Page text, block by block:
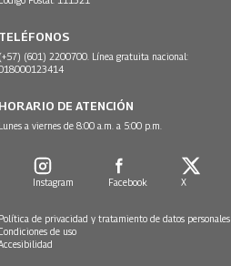
TELÉFONOS
(+57) (601) 2200700. Línea gratuita nacional:
HORARIO DE ATENCIÓN
Lunes a viernes de 8:00 a.m. a 5:00 p.m.
Instagram Facebook X
Política de privacidad y tratamiento de datos personales
de uso